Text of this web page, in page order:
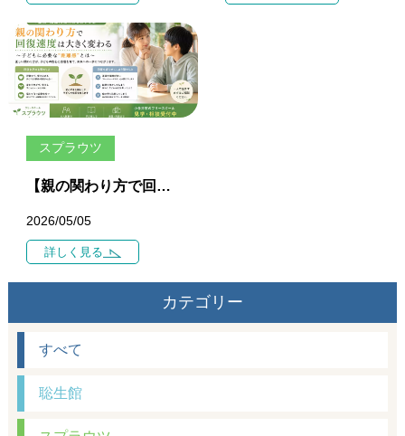
スプラウツ
【親の関わり方で回復速度は大きく変わる】 ― 不登校・発達特性のある子どもに必要な“距離感”とは ―
2026/05/05
詳しく見る
カテゴリー
すべて
聡生館